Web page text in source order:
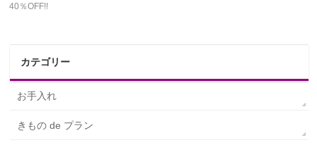
40％OFF!!
カテゴリー
お手入れ
きもの de プラン